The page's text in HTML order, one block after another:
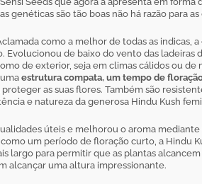
genéticas são tão boas não há razão para as
como a melhor de todas as indicas,
de baixo do vento das
de exterior, seja em climas cálidos ou
estrutura compata, um tempo de
as suas flores. Também são
e natureza da generosa Hindu Kush
úteis e melhorou o aroma
um período de floração curto, a Hindu
para permitir que as plantas
alcançar uma altura impressionante.